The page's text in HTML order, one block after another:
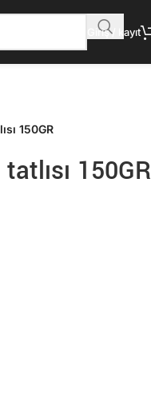
Giriş / kayıt
150GR
150GR